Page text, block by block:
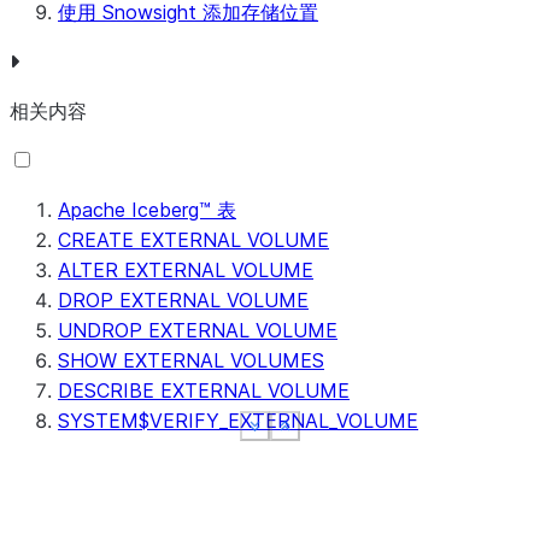
Show less
See more
Show less
See more
Show less
See more
使用 Snowsight 添加存储位置
相关内容
Apache Iceberg™ 表
CREATE EXTERNAL VOLUME
ALTER EXTERNAL VOLUME
DROP EXTERNAL VOLUME
UNDROP EXTERNAL VOLUME
SHOW EXTERNAL VOLUMES
DESCRIBE EXTERNAL VOLUME
SYSTEM$VERIFY_EXTERNAL_VOLUME